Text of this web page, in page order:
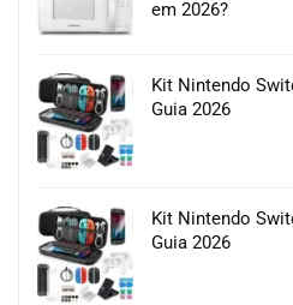
em 2026?
Kit Nintendo
Guia 2026
Kit Nintendo
Guia 2026